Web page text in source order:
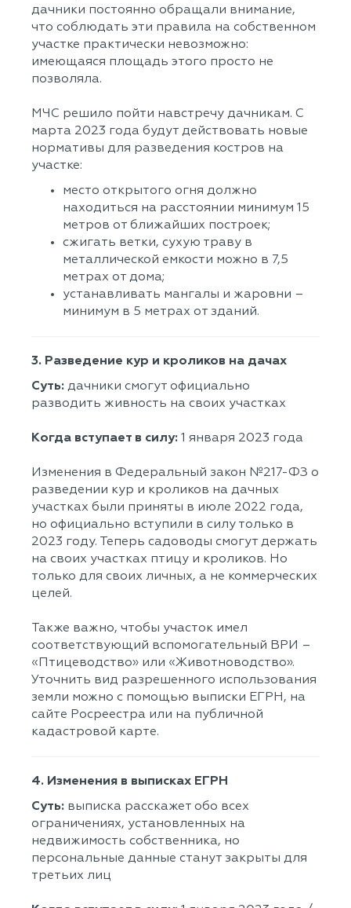
дачники постоянно обращали внимание,
что соблюдать эти правила на собственном
участке практически невозможно:
имеющаяся площадь этого просто не
позволяла.
МЧС решило пойти навстречу дачникам. С
марта 2023 года будут действовать новые
нормативы для разведения костров на
участке:
место открытого огня должно
находиться на расстоянии минимум 15
метров от ближайших построек;
сжигать ветки, сухую траву в
металлической емкости можно в 7,5
метрах от дома;
устанавливать мангалы и жаровни –
минимум в 5 метрах от зданий.
3. Разведение кур и кроликов на дачах
Суть: дачники смогут официально
разводить живность на своих участках
Когда вступает в силу: 1 января 2023 года
Изменения в Федеральный закон №217-ФЗ о
разведении кур и кроликов на дачных
участках были приняты в июле 2022 года,
но официально вступили в силу только в
2023 году. Теперь садоводы смогут держать
на своих участках птицу и кроликов. Но
только для своих личных, а не коммерческих
целей.
Также важно, чтобы участок имел
соответствующий вспомогательный ВРИ –
«Птицеводство» или «Животноводство».
Уточнить вид разрешенного использования
земли можно с помощью выписки ЕГРН, на
сайте Росреестра или на публичной
кадастровой карте.
4. Изменения в выписках ЕГРН
Суть: выписка расскажет обо всех
ограничениях, установленных на
недвижимость собственника, но
персональные данные станут закрыты для
третьих лиц